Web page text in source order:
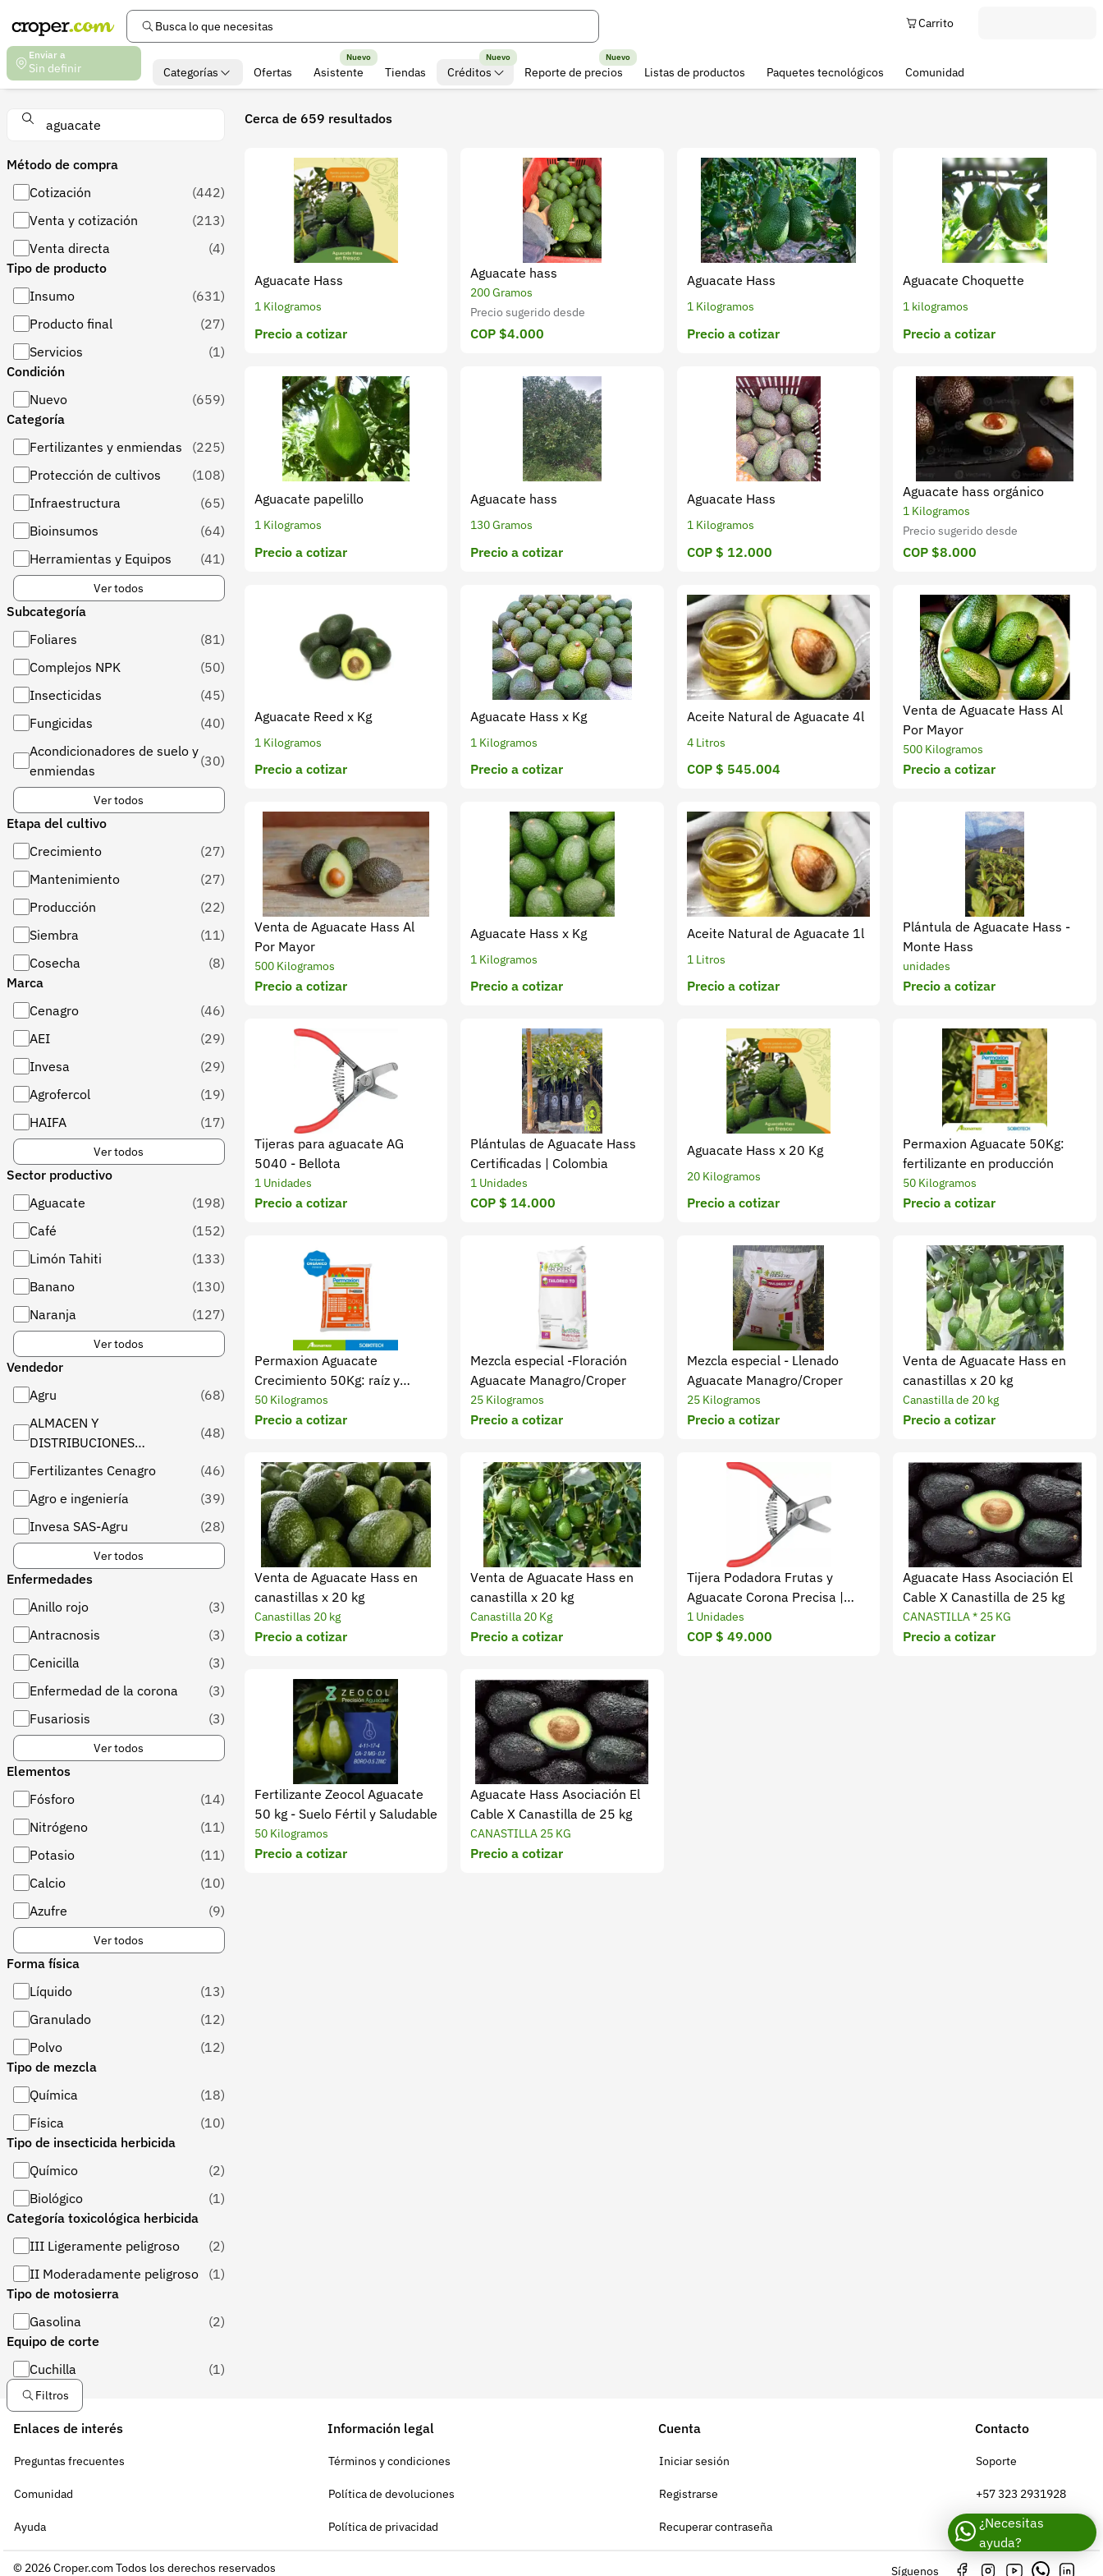
Busca lo que necesitas
Enviar a
Sin definir
Carrito
Categorías Ofertas Asistente
Nuevo
Tiendas Créditos
Nuevo
Reporte de precios
Nuevo
Listas de productos Paquetes tecnológicos Comunidad
Método de compra
Cotización
(442)
Venta y cotización
(213)
Venta directa
(4)
Tipo de producto
Insumo
(631)
Producto final
(27)
Servicios
(1)
Condición
Nuevo
(659)
Categoría
Fertilizantes y enmiendas
(225)
Protección de cultivos
(108)
Infraestructura
(65)
Bioinsumos
(64)
Herramientas y Equipos
(41)
Ver todos
Subcategoría
Foliares
(81)
Complejos NPK
(50)
Insecticidas
(45)
Fungicidas
(40)
Acondicionadores de suelo y
enmiendas
(30)
Ver todos
Etapa del cultivo
Crecimiento
(27)
Mantenimiento
(27)
Producción
(22)
Siembra
(11)
Cosecha
(8)
Marca
Cenagro
(46)
AEI
(29)
Invesa
(29)
Agrofercol
(19)
HAIFA
(17)
Ver todos
Sector productivo
Aguacate
(198)
Café
(152)
Limón Tahiti
(133)
Banano
(130)
Naranja
(127)
Ver todos
Vendedor
Agru
(68)
ALMACEN Y
DISTRIBUCIONES
AGRÍCOLAS EL RUIZ S A
(48)
Fertilizantes Cenagro
(46)
Agro e ingeniería
(39)
Invesa SAS-Agru
(28)
Ver todos
Enfermedades
Anillo rojo
(3)
Antracnosis
(3)
Cenicilla
(3)
Enfermedad de la corona
(3)
Fusariosis
(3)
Ver todos
Elementos
Fósforo
(14)
Nitrógeno
(11)
Potasio
(11)
Calcio
(10)
Azufre
(9)
Ver todos
Forma física
Líquido
(13)
Granulado
(12)
Polvo
(12)
Tipo de mezcla
Química
(18)
Física
(10)
Tipo de insecticida herbicida
Químico
(2)
Biológico
(1)
Categoría toxicológica herbicida
III Ligeramente peligroso
(2)
II Moderadamente peligroso
(1)
Tipo de motosierra
Gasolina
(2)
Equipo de corte
Cuchilla
(1)
Filtros
Nuestros productos
Cerca de 659 resultados
Aguacate Hass
1 Kilogramos
Precio a cotizar
Aguacate hass
200 Gramos
Precio sugerido desde
COP $4.000
Aguacate Hass
1 Kilogramos
Precio a cotizar
Aguacate Choquette
1 kilogramos
Precio a cotizar
Aguacate papelillo
1 Kilogramos
Precio a cotizar
Aguacate hass
130 Gramos
Precio a cotizar
Aguacate Hass
1 Kilogramos
COP $ 12.000
Aguacate hass orgánico
1 Kilogramos
Precio sugerido desde
COP $8.000
Aguacate Reed x Kg
1 Kilogramos
Precio a cotizar
Aguacate Hass x Kg
1 Kilogramos
Precio a cotizar
Aceite Natural de Aguacate 4l
4 Litros
COP $ 545.004
Venta de Aguacate Hass Al
Por Mayor
500 Kilogramos
Precio a cotizar
Venta de Aguacate Hass Al
Por Mayor
500 Kilogramos
Precio a cotizar
Aguacate Hass x Kg
1 Kilogramos
Precio a cotizar
Aceite Natural de Aguacate 1l
1 Litros
Precio a cotizar
Plántula de Aguacate Hass -
Monte Hass
unidades
Precio a cotizar
Tijeras para aguacate AG
5040 - Bellota
1 Unidades
Precio a cotizar
Plántulas de Aguacate Hass
Certificadas | Colombia
1 Unidades
COP $ 14.000
Aguacate Hass x 20 Kg
20 Kilogramos
Precio a cotizar
Permaxion Aguacate 50Kg:
fertilizante en producción
50 Kilogramos
Precio a cotizar
Permaxion Aguacate
Crecimiento 50Kg: raíz y
follaje
50 Kilogramos
Precio a cotizar
Mezcla especial -Floración
Aguacate Managro/Croper
25 Kilogramos
Precio a cotizar
Mezcla especial - Llenado
Aguacate Managro/Croper
25 Kilogramos
Precio a cotizar
Venta de Aguacate Hass en
canastillas x 20 kg
Canastilla de 20 kg
Precio a cotizar
Venta de Aguacate Hass en
canastillas x 20 kg
Canastillas 20 kg
Precio a cotizar
Venta de Aguacate Hass en
canastilla x 20 kg
Canastilla 20 Kg
Precio a cotizar
Tijera Podadora Frutas y
Aguacate Corona Precisa |
Croper
1 Unidades
COP $ 49.000
Aguacate Hass Asociación El
Cable X Canastilla de 25 kg
CANASTILLA * 25 KG
Precio a cotizar
Fertilizante Zeocol Aguacate
50 kg - Suelo Fértil y Saludable
50 Kilogramos
Precio a cotizar
Aguacate Hass Asociación El
Cable X Canastilla de 25 kg
CANASTILLA 25 KG
Precio a cotizar
Enlaces de interés
Preguntas frecuentes
Comunidad
Ayuda
Información legal
Términos y condiciones
Política de devoluciones
Política de privacidad
Cuenta
Iniciar sesión
Registrarse
Recuperar contraseña
Contacto
Soporte
+57 323 2931928
contacto@croper.com
© 2026 Croper.com Todos los derechos reservados Síguenos
¿Necesitas
ayuda?